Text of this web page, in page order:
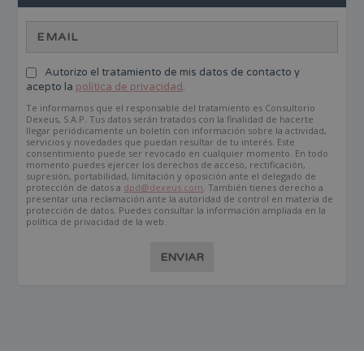
Autorizo el tratamiento de mis datos de contacto y
acepto la política de privacidad.
Te informamos que el responsable del tratamiento es Consultorio
Dexeus, S.A.P. Tus datos serán tratados con la finalidad de hacerte
llegar periódicamente un boletín con información sobre la actividad,
servicios y novedades que puedan resultar de tu interés. Este
consentimiento puede ser revocado en cualquier momento. En todo
momento puedes ejercer los derechos de acceso, rectificación,
supresión, portabilidad, limitación y oposición ante el delegado de
protección de datos a dpd@dexeus.com. También tienes derecho a
presentar una reclamación ante la autoridad de control en materia de
protección de datos. Puedes consultar la información ampliada en la
política de privacidad de la web.
ENVIAR